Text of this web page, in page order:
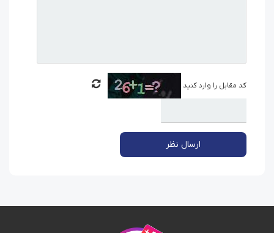
کد مقابل را وارد کنید
ارسال نظر